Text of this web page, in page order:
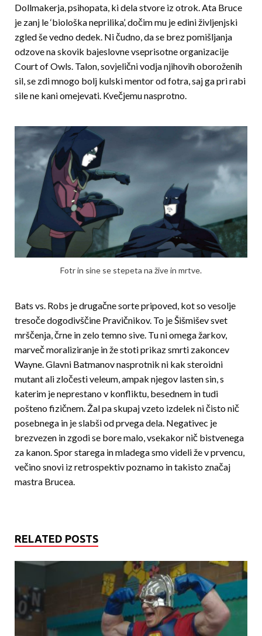
Dollmakerja, psihopata, ki dela stvore iz otrok. Ata Bruce
je zanj le ‘biološka neprilika’, dočim mu je edini življenjski
zgled še vedno dedek. Ni čudno, da se brez pomišljanja
odzove na skovik bajeslovne vseprisotne organizacije
Court of Owls. Talon, sovjelični vodja njihovih oboroženih
sil, se zdi mnogo bolj kulski mentor od fotra, saj ga pri rabi
sile ne kani omejevati. Kvečjemu nasprotno.
Fotr in sine se stepeta na žive in mrtve.
Bats vs. Robs je drugačne sorte pripoved, kot so vesolje
tresoče dogodivščine Pravičnikov. To je Šiš­mi­šev svet
mrščenja, črne in zelo temno sive. Tu ni omega žarkov,
marveč moraliziranje in že stoti prikaz smrti zakoncev
Wayne. Glavni Batmanov nasprotnik ni kak steroidni
mutant ali zločesti veleum, ampak njegov lasten sin, s
katerim je neprestano v konfliktu, besednem in tudi
pošteno fizičnem. Žal pa skupaj vzeto izdelek ni čisto nič
posebnega in je slabši od prvega dela. Negativec je
brezvezen in zgodi se bore malo, vsekakor nič bistvenega
za kanon. Spor starega in mladega smo videli že v prvencu,
večino snovi iz retrospektiv poznamo in takisto značaj
mastra Brucea.
RELATED POSTS